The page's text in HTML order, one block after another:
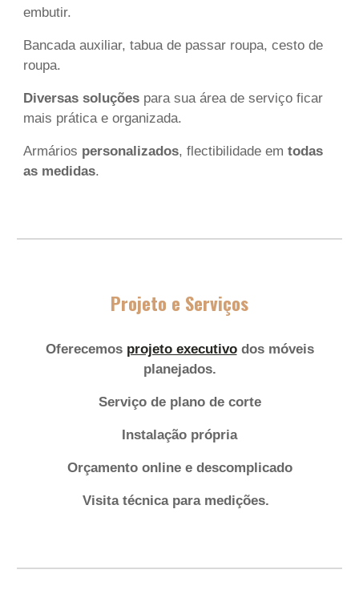
embutir.
Bancadaauxiliar, tabua de passar roupa,cesto de
roupa.
Diversas soluções para sua área de serviço ficar
mais prática e organizada.
Armários personalizados, flectibilidade emtodas
as medidas.
Projeto e Serviços
Oferecemos projeto executivodos móveis
planejados.
Serviço de plano de corte
Instalação própria
Orçamento online e descomplicado
Visita técnica para medições.